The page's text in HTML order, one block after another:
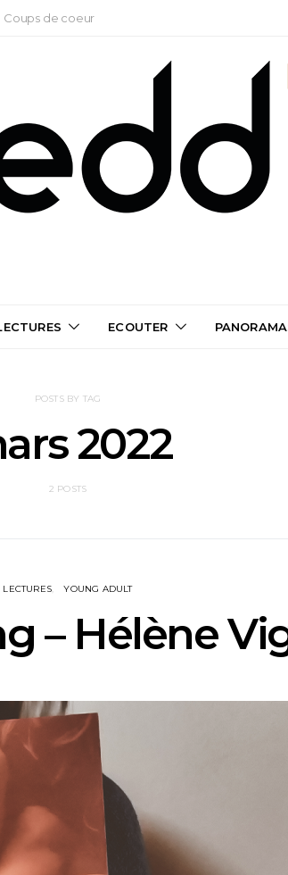
Coups de coeur
ECOUTER
POSTS BY TAG
2022
2 POSTS
LECTURES YOUNG ADULT
– Hélène